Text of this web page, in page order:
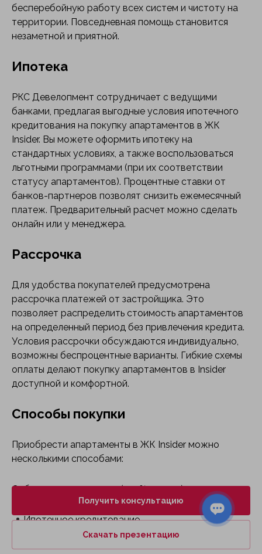
бесперебойную работу всех систем и чистоту на
территории. Повседневная помощь становится
незаметной и приятной.
Ипотека
РКС Девелопмент сотрудничает с ведущими
банками, предлагая выгодные условия ипотечного
кредитования на покупку апартаментов в ЖК
Insider. Вы можете оформить ипотеку на
стандартных условиях, а также воспользоваться
льготными программами (при их соответствии
статусу апартаментов). Процентные ставки от
банков-партнеров позволят снизить ежемесячный
платеж. Предварительный расчет можно сделать
онлайн или у менеджера.
Рассрочка
Для удобства покупателей предусмотрена
рассрочка платежей от застройщика. Это
позволяет распределить стоимость апартаментов
на определенный период без привлечения кредита.
Условия рассрочки обсуждаются индивидуально,
возможны беспроцентные варианты. Гибкие схемы
оплаты делают покупку апартаментов в Insider
доступной и комфортной.
Способы покупки
Приобрести апартаменты в ЖК Insider можно
несколькими способами:
Собственные средства (100% оплата).
Ипотечное кредитование.
Рассрочка от застройщика.
Получить консультацию
Скачать презентацию